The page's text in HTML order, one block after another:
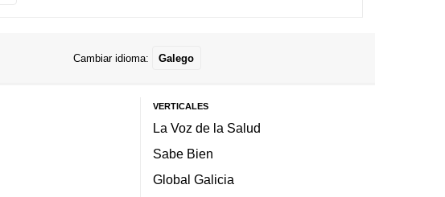
Cambiar idioma: Galego
VERTICALES
La Voz de la Salud
Sabe Bien
Global Galicia